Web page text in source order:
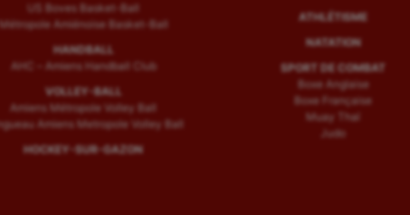
US Boves Basket-Ball
Métropole Amiénoise Basket-Ball
HANDBALL
AHC – Amiens Handball Club
VOLLEY-BALL
Amiens Métropole Volley Ball
Amiens Metropole Volley Ball
HOCKEY-SUR-GAZON
ATHLÉTISME
NATATION
SPORT DE COMBAT
Boxe Anglaise
Boxe Française
Muay Thaï
Judo